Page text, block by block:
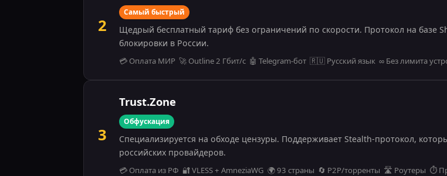
2
Самый быстрый
Щедрый бесплатный тариф без ограничений по скорости. Протокол на базе
блокировки в России.
💳 Оплата МИР 🚀 Outline 2 Гбит/с 🤖 Telegram-бот 🇷🇺 Русский язык ∞ Без лимита
3
Trust.Zone
Обфускация
Специализируется на обходе цензуры. Поддерживает Stealth-протокол,
российских провайдеров.
💳 Оплата из РФ 🔐 VLESS + AmneziaWG 🌍 93 страны 🔄 P2P/торренты 🛣️ Роутеры ⏱️